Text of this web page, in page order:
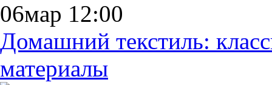
06мар 12:00
Домашний текстиль:
материалы